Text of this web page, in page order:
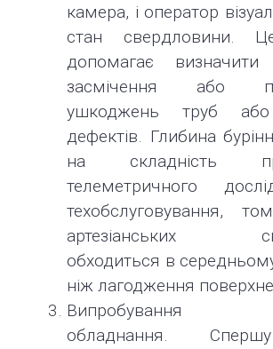
камера, і оператор
стан свердловини.
допомагає визначити
засмічення або
ушкоджень труб
дефектів. Глибина
на складність
телеметричного
техобслуговування,
артезіанських
обходиться в
ніж лагодження
Випробування
обладнання.